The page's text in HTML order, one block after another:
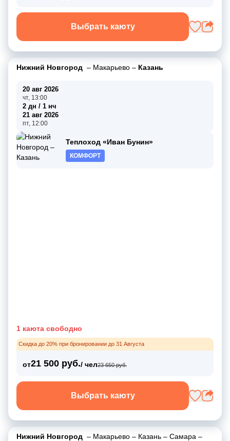
Выбрать каюту
Нижний Новгород – Макарьево – Казань
20 авг 2026
чт, 13:00
2 дн / 1 нч
21 авг 2026
пт, 12:00
Теплоход «Иван Бунин»
КОМФОРТ
1 каюта свободно
Скидка до 20% при бронировании до 31 Августа
от21 500 руб./ чел23 650 руб.
Выбрать каюту
Нижний Новгород – Макарьево – Казань – Самара –